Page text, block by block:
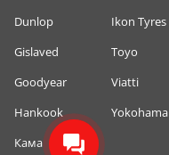
Dunlop
Gislaved
Goodyear
Hankook
Кама
Ikon Tyres
Toyo
Viatti
Yokohama